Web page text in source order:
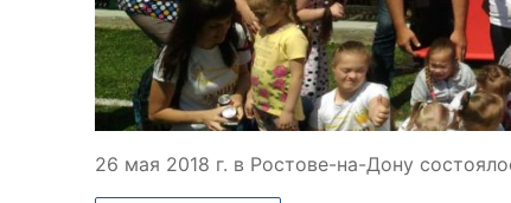
26 мая 2018 г. в Ростове-на-Дону